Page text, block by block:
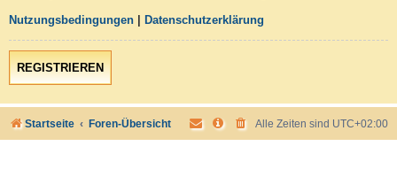
Nutzungsbedingungen Datenschutzerklärung
REGISTRIEREN
Startseite Foren-Übersicht Alle Zeiten sind UTC+02:00